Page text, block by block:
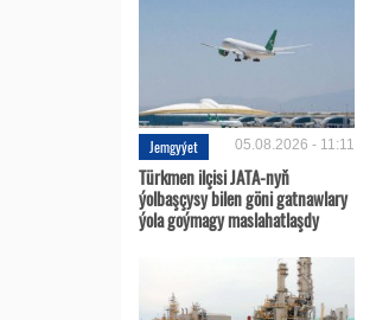
Jemgyýet 05.08.2026 - 11:11
Türkmen ilçisi JATA-nyň
ýolbaşçysy bilen göni gatnawlary
ýola goýmagy maslahatlaşdy